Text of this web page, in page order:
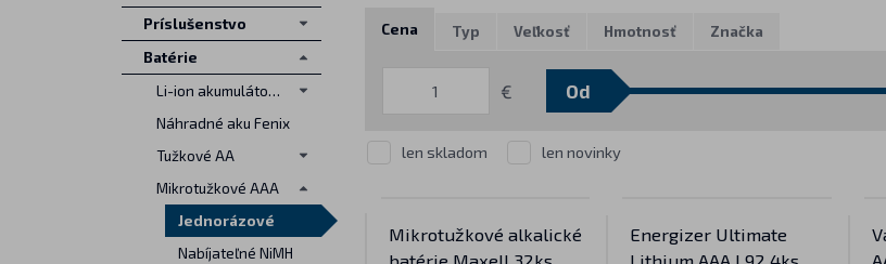
Cena Typ Veľkosť Hmotnosť Značka
€
len skladom len novinky
Mikrotužkové alkalické
batérie Maxell 32ks
Energizer Ultimate
Lithium AAA L92 4ks
Príslušenstvo
Batérie
Li-ion akumulátory
Náhradné aku Fenix
Tužkové AA
Mikrotužkové AAA
Jednorázové
Nabíjateľné NiMH